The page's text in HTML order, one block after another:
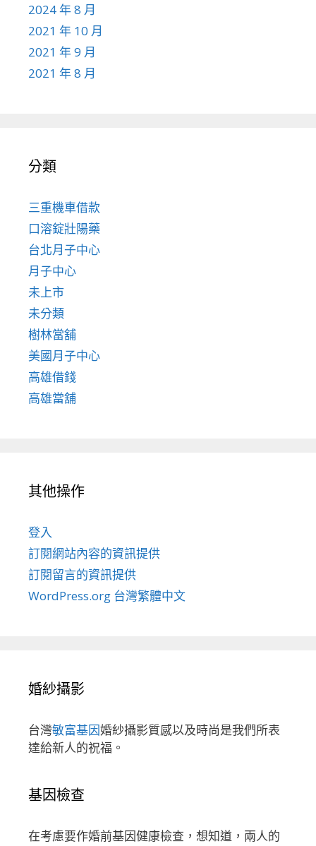
2024 年 8 月
2021 年 10 月
2021 年 9 月
2021 年 8 月
分類
三重機車借款
口溶錠壯陽藥
台北月子中心
月子中心
未上市
未分類
樹林當舖
美國月子中心
高雄借錢
高雄當舖
其他操作
登入
訂閱網站內容的資訊提供
訂閱留言的資訊提供
WordPress.org 台灣繁體中文
婚紗攝影
台灣敏富基因婚紗攝影質感以及時尚是我們所表
達給新人的祝福。
基因檢查
在考慮要作婚前基因健康檢查，想知道，兩人的